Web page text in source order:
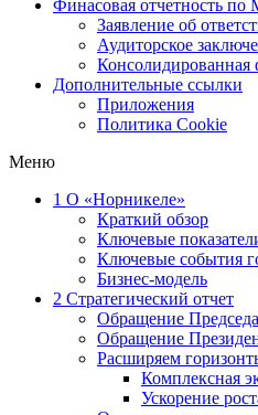
Финасовая отчетность
Заявление об
Аудиторское
Консолидированная
Дополнительные ссылки
Приложения
Политика Cookie
Меню
1 О «Норникеле»
Краткий обзор
Ключевые
Ключевые события
Бизнес-модель
2 Стратегический отчет
Обращение
Обращение
Расширяем
Комплексная
Ускорение